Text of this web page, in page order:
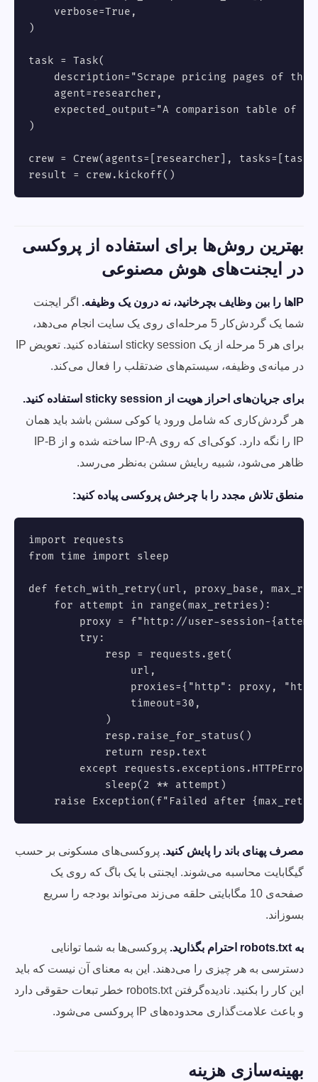
    verbose=True,
)
task = Task(
description="Scrape pricing pages of the
    agent=researcher,
expected_output="A comparison table of
)
crew = Crew(agents=[researcher],
result = crew.kickoff()
بهترین روش‌ها برای استفاده از پروکسی
در ایجنت‌های هوش مصنوعی
IPها را بین وظایف بچرخانید، نه درون یک وظیفه.
اگر ایجنت
شما یک گردش‌کار 5 مرحله‌ای روی یک سایت انجام می‌دهد،
برای هر 5 مرحله از یک sticky session استفاده کنید. تعویض IP
در میانه‌ی وظیفه، سیستم‌های ضدتقلب را فعال می‌کند.
برای جریان‌های احراز هویت از sticky session استفاده کنید.
هر گردش‌کاری که شامل ورود یا کوکی سشن باشد باید همان
IP را نگه دارد. کوکی‌ای که روی IP-A ساخته شده و از IP-B
ظاهر می‌شود، شبیه ربایش سشن به‌نظر می‌رسد.
منطق تلاش مجدد را با چرخش پروکسی پیاده کنید:
import requests
from time import sleep
def fetch_with_retry(url, proxy_base,
    for attempt in range(max_retries):
proxy = f"http://user-session-
        try:
            resp = requests.get(
                url,
proxies={"http": proxy,
                timeout=30,
            )
            resp.raise_for_status()
            return resp.text
        except requests.exceptions.HTTPError:
            sleep(2 ** attempt)
raise Exception(f"Failed after
مصرف پهنای باند را پایش کنید. پروکسی‌های مسکونی بر حسب
گیگابایت محاسبه می‌شوند. ایجنتی با یک باگ که روی یک
صفحه‌ی 10 مگابایتی حلقه می‌زند می‌تواند بودجه را سریع
بسوزاند.
به robots.txt احترام بگذارید.
پروکسی‌ها به شما توانایی
دسترسی به هر چیزی را می‌دهند. این به معنای آن نیست که باید
این کار را بکنید. نادیده‌گرفتن robots.txt خطر تبعات حقوقی دارد
و باعث علامت‌گذاری محدوده‌های IP پروکسی می‌شود.
بهینه‌سازی هزینه